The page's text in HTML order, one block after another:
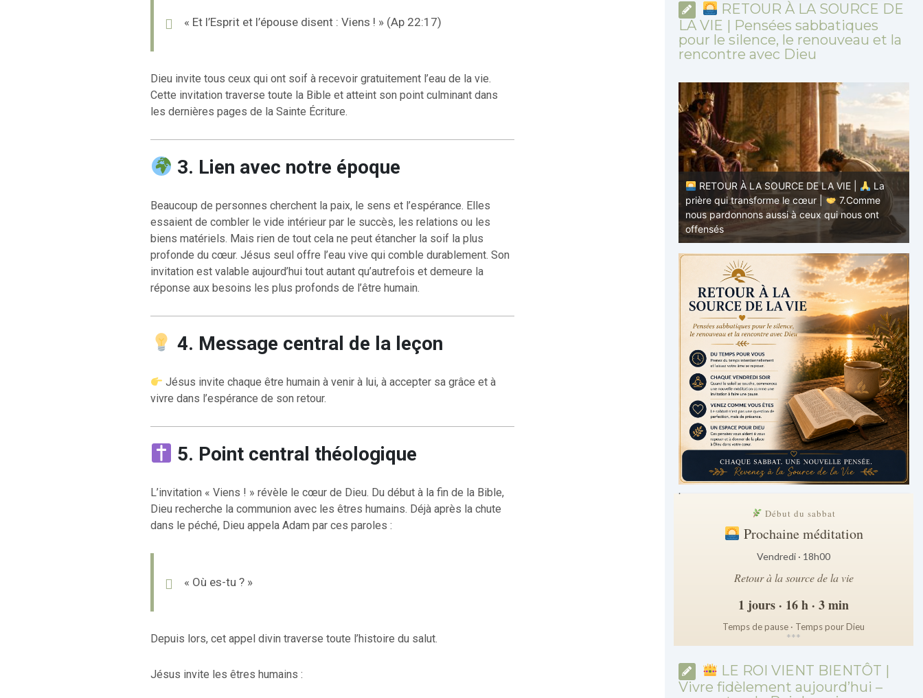
« Et l’Esprit et l’épouse disent : Viens ! » (Ap 22:17)
Dieu invite tous ceux qui ont soif à recevoir gratuitement l’eau de la vie.
Cette invitation traverse toute la Bible et atteint son point culminant dans
les dernières pages de la Sainte Écriture.
3. Lien avec notre époque
Beaucoup de personnes cherchent la paix, le sens et l’espérance. Elles
essaient de combler le vide intérieur par le succès, les relations ou les
biens matériels. Mais rien de tout cela ne peut étancher la soif la plus
profonde du cœur. Jésus seul offre l’eau vive qui comble durablement. Son
invitation est valable aujourd’hui tout autant qu’autrefois et demeure la
réponse aux besoins les plus profonds de l’être humain.
4. Message central de la leçon
Jésus invite chaque être humain à venir à lui, à accepter sa grâce et à
vivre dans l’espérance de son retour.
5. Point central théologique
L’invitation « Viens ! » révèle le cœur de Dieu. Du début à la fin de la Bible,
Dieu recherche la communion avec les êtres humains. Déjà après la chute
dans le péché, Dieu appela Adam par ces paroles :
« Où es-tu ? »
Depuis lors, cet appel divin traverse toute l’histoire du salut.
Jésus invite les êtres humains :
RETOUR À LA SOURCE DE
LA VIE | Pensées sabbatiques
pour le silence, le renouveau et la
rencontre avec Dieu
RETOUR À LA SOURCE DE LA VIE |
La
prière qui transforme le cœur |
nous du mal
RETOUR À LA SOURCE DE LA VIE |
induis pas en tentation
RETOUR À LA SOURCE DE LA VIE |
La
prière qui transforme le cœur |
7.Comme
nous pardonnons aussi à ceux qui nous ont
offensés
.
Début du sabbat
Prochaine méditation
Vendredi · 18h00
Retour à la source de la vie
1 jours · 16 h · 3 min
Temps de pause · Temps pour Dieu
***
LE ROI VIENT BIENTÔT |
Vivre fidèlement aujourd’hui –